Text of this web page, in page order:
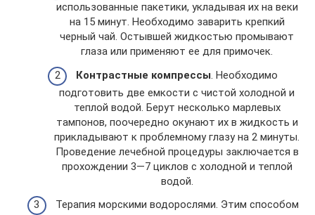
использованные пакетики, укладывая их на веки
на 15 минут. Необходимо заварить крепкий
черный чай. Остывшей жидкостью промывают
глаза или применяют ее для примочек.
Контрастные компрессы. Необходимо
подготовить две емкости с чистой холодной и
теплой водой. Берут несколько марлевых
тампонов, поочередно окунают их в жидкость и
прикладывают к проблемному глазу на 2 минуты.
Проведение лечебной процедуры заключается в
прохождении 3—7 циклов с холодной и теплой
водой.
Терапия морскими водорослями. Этим способом